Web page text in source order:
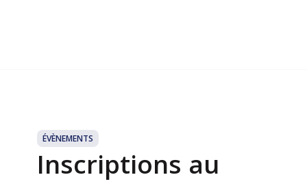
ÉVÈNEMENTS
Inscriptions au